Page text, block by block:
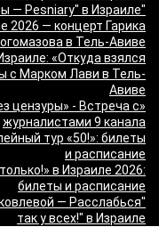
"Песняры — Pesniary" в Израиле
2026 — концерт Гарика
в Тель-Авиве
«Откуда взялся
с Марком Лави в Тель-
Авиве
цензуры» - Встреча с
журналистами 9 канала
тур «50!»: билеты
и расписание
в Израиле 2026:
билеты и расписание
— Расслабься
так у всех!" в Израиле